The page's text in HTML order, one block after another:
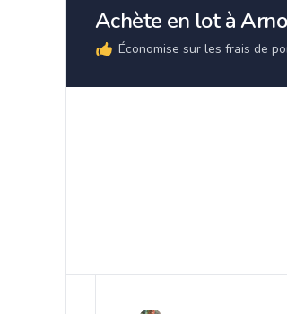
Achète en lot à
Économise sur les frais de